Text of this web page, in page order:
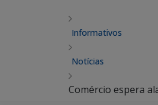
Informativos
Notícias
Comércio espera